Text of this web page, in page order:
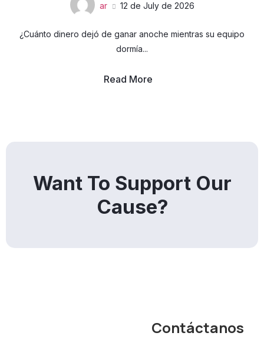
ar 12 de July de 2026
¿Cuánto dinero dejó de ganar anoche mientras su equipo
dormía...
Read More
Want To Support Our
Cause?
Contáctanos